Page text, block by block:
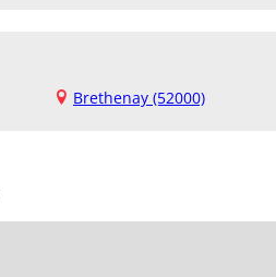
Brethenay (52000)